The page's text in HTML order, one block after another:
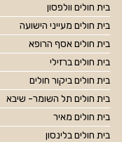
בית חולים וולפסון
בית חולים מעייני הישועה
בית חולים אסף הרופא
בית חולים ברזילי
בית חולים ביקור חולים
בית חולים תל השומר- שיבא
בית חולים מאיר
בית חולים בלינסון